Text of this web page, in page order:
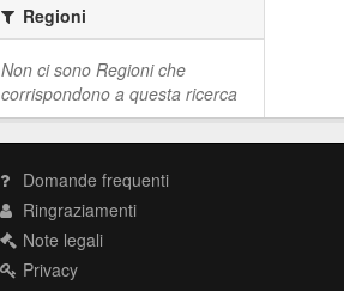
Regioni
Non ci sono Regioni che
corrispondono a questa ricerca
Domande frequenti
Ringraziamenti
Note legali
Privacy